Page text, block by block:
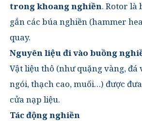
trong khoang nghiền. Rotor là
gắn các búa nghiền (hammer
quay.
Nguyên liệu đi vào buồng
Vật liệu thô (như quặng vàng, đá
ngói, thạch cao, muối…) được
cửa nạp liệu.
Tác động nghiền